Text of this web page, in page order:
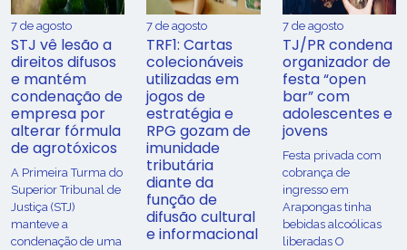
7 de agosto
STJ vê lesão a
direitos difusos
e mantém
condenação de
empresa por
alterar fórmula
de agrotóxicos
​A Primeira Turma do
Superior Tribunal de
Justiça (STJ)
manteve a
condenação de uma
7 de agosto
TRF1: Cartas
colecionáveis
utilizadas em
jogos de
estratégia e
RPG gozam de
imunidade
tributária
diante da
função de
difusão cultural
e informacional
7 de agosto
TJ/PR condena
organizador de
festa “open
bar” com
adolescentes e
jovens
Festa privada com
cobrança de
ingresso em
Arapongas tinha
bebidas alcoólicas
liberadas O